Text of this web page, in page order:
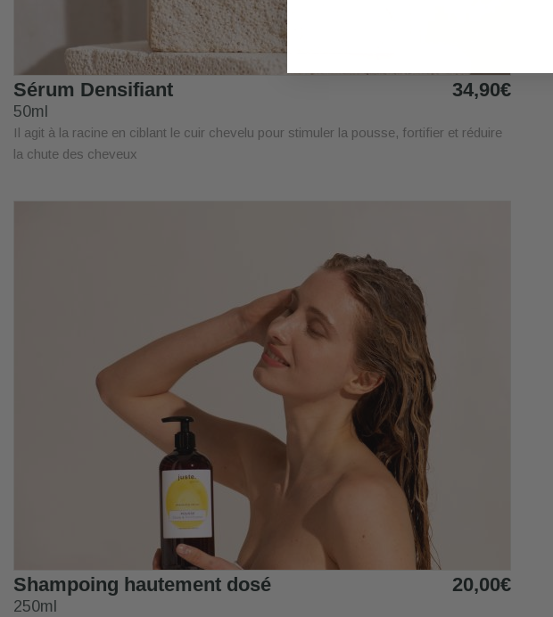
Sérum Densifiant 34,90€
50ml
Il agit à la racine en ciblant le cuir chevelu pour stimuler la pousse, fortifier et réduire
la chute des cheveux
Shampoing hautement dosé 20,00€
250ml